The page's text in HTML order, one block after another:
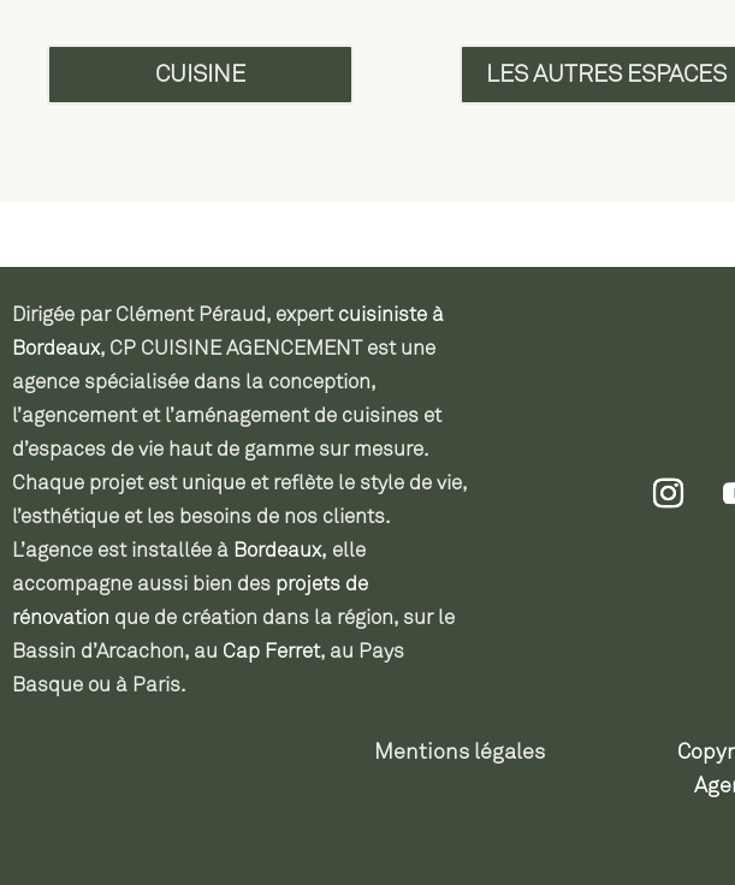
CUISINE LES AUTRES ESPACES
Dirigée par Clément Péraud, expert cuisiniste à
Bordeaux, CP CUISINE AGENCEMENT est une
agence spécialisée dans la conception,
l’agencement et l’aménagement de cuisines et
d’espaces de vie haut de gamme sur mesure.
Chaque projet est unique et reflète le style de vie,
l’esthétique et les besoins de nos clients.
L’agence est installée à Bordeaux, elle
accompagne aussi bien des projets de
rénovation que de création dans la région, sur le
Bassin d’Arcachon, au Cap Ferret, au Pays
Basque ou à Paris.
Mentions légales